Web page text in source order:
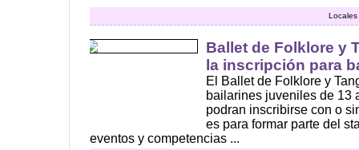
Ballet de Folklore y
la inscripción para
El Ballet de Folklore y
bailarines juveniles de 13
podran inscribirse con o
es para formar parte del
eventos y competencias ...